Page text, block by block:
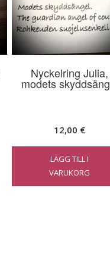
Nyckelring Julia,
modets
12,00 €
LÄGG TILL I
VARUKORG